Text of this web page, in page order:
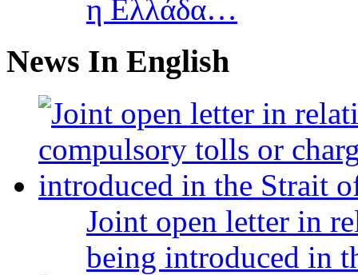
η Ελλάδα…
News In English
Joint open letter in
being introduced in